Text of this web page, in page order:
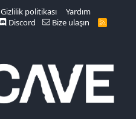
Gizlilik politikası
Yardım
Discord Bize ulaşın
R
S